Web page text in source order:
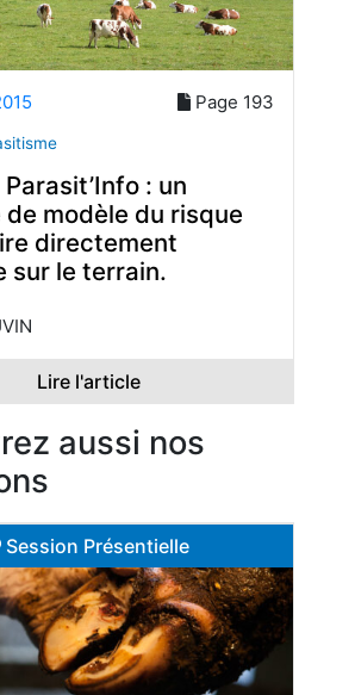
Page 193
: un
de modèle du risque
directement
sur le terrain.
Lire l'article
aussi nos
Session Présentielle